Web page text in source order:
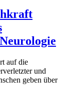
auf die
und
geben über